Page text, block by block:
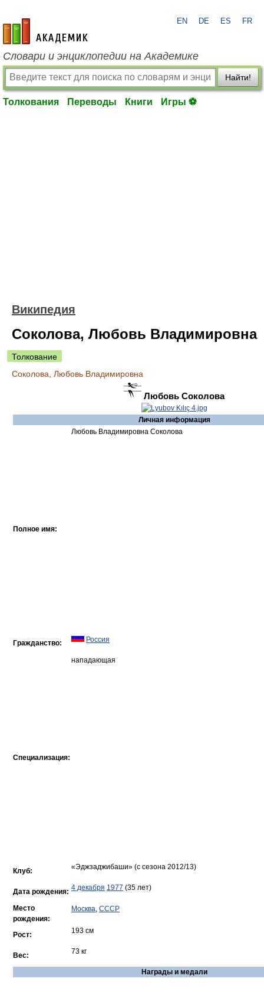
academic.ru
EN DE ES FR
Словари и энциклопедии на Академике
Найти!
Толкования Переводы Книги Игры ⚽
Википедия
Соколова, Любовь Владимировна
Толкование
Соколова, Любовь Владимировна
Любовь Соколова
Личная информация
Полное имя:
Любовь Владимировна Соколова
Гражданство: Россия
Специализация:
нападающая
Клуб: «Эджзаджибаши» (с сезона 2012/13)
Дата рождения: 4 декабря 1977 (35 лет)
Место
рождения:
Москва, СССР
Рост: 193 см
Вес: 73 кг
Награды и медали